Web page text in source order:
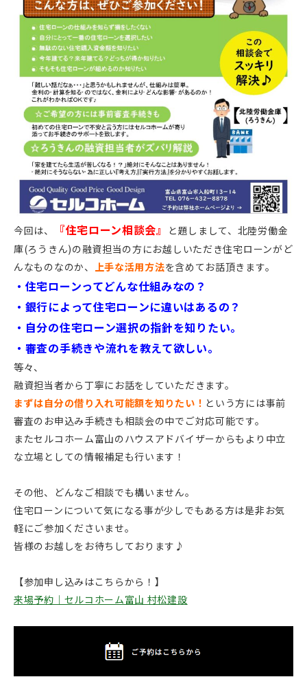
今回は、 『住宅ローン相談会』
と題しまして、北陸労働金
庫(ろうきん)の融資担当の方にお越しいただき住宅ローンがど
んなものなのか、
上手な活用方法を含めてお話頂きます。
・住宅ローンってどんな仕組みなの？
・銀行によって住宅ローンに違いはあるの？
・自分の住宅ローン選択の指針を知りたい。
・審査の手続きや流れを教えて欲しい。
等々、
融資担当者から丁寧にお話をしていただきます。
まずは自分の借り入れ可能額を知りたい！ という方には事前
審査のお申込み手続きも相談会の中でご対応可能です。
またセルコホーム富山のハウスアドバイザーからもより中立
な立場としての情報補足も行います！
その他、どんなご相談でも構いません。
住宅ローンについて気になる事が少しでもある方は是非お気
軽にご参加くださいませ。
皆様のお越しをお待ちしております♪
【参加申し込みはこちらから！】
来場予約｜セルコホーム富山 村松建設